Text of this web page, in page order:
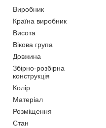
Виробник
Країна виробник
Висота
Вікова група
Довжина
Збірно-розбірна
конструкція
Колір
Матеріал
Розміщення
Стан